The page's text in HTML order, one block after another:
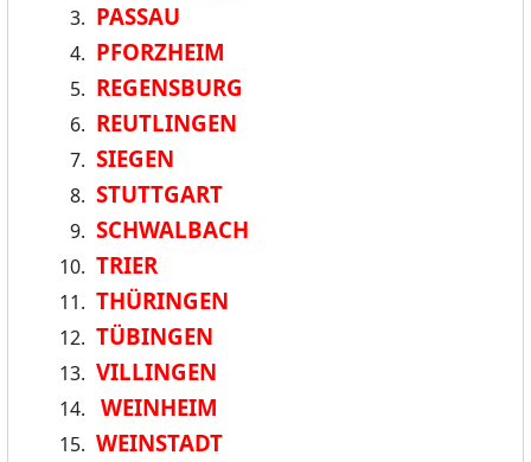
PASSAU
PFORZHEIM
REGENSBURG
REUTLINGEN
SIEGEN
STUTTGART
SCHWALBACH
TRIER
THÜRINGEN
TÜBINGEN
VILLINGEN
WEINHEIM
WEINSTADT